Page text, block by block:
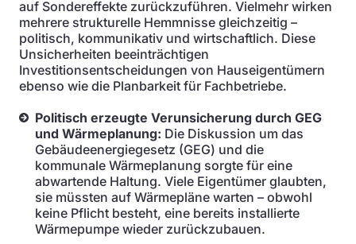
auf Sondereffekte zurückzuführen. Vielmehr wirken
mehrere strukturelle Hemmnisse gleichzeitig –
politisch, kommunikativ und wirtschaftlich. Diese
Unsicherheiten beeinträchtigen
Investitionsentscheidungen von Hauseigentümern
ebenso wie die Planbarkeit für Fachbetriebe.
Politisch erzeugte Verunsicherung durch GEG
und Wärmeplanung: Die Diskussion um das
Gebäudeenergiegesetz (GEG) und die
kommunale Wärmeplanung sorgte für eine
abwartende Haltung. Viele Eigentümer glaubten,
sie müssten auf Wärmepläne warten – obwohl
keine Pflicht besteht, eine bereits installierte
Wärmepumpe wieder zurückzubauen.